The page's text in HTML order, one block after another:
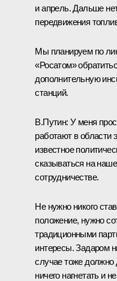
и апрель. Дальше
передвижения
Мы планируем по
«Росатом»
дополнительную
станций.
В.Путин: У меня
работают в области
известное
сказываться на
сотрудничестве.
Не нужно никого
положение, нужно
традиционными
интересы. Задаром
случае тоже должно
ничего нагнетать и